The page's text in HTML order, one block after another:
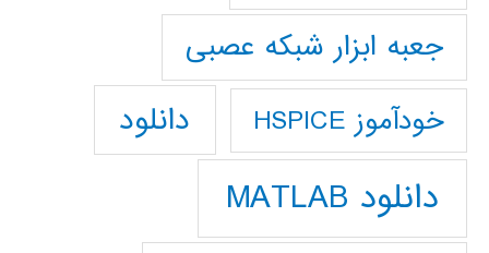
جعبه ابزار شبکه عصبی
خودآموز HSPICE دانلود
دانلود MATLAB